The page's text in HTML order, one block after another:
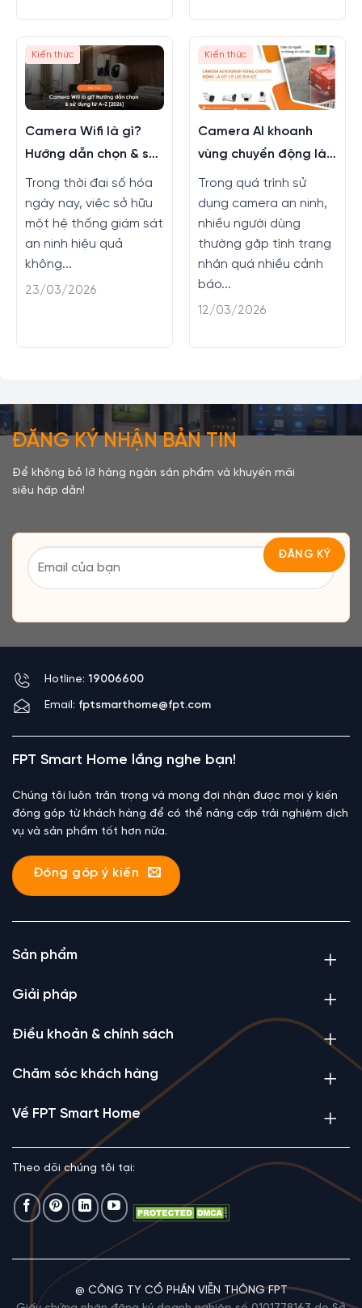
Kiến thức
Camera Wifi là gì?
Hướng dẫn chọn & sử
dụng từ A–Z (2026)
Trong thời đại số hóa
ngày nay, việc sở hữu
một hệ thống giám sát
an ninh hiệu quả
không...
23/03/2026
Kiến thức
Camera AI khoanh
vùng chuyển động là
gì? Có lợi ích gì?
Trong quá trình sử
dụng camera an ninh,
nhiều người dùng
thường gặp tình trạng
nhận quá nhiều cảnh
báo...
12/03/2026
ĐĂNG KÝ NHẬN BẢN TIN
Để không bỏ lỡ hàng ngàn sản phẩm và khuyến mãi
siêu hấp dẫn!
Hotline: 19006600
Email: fptsmarthome@fpt.com
FPT Smart Home lắng nghe bạn!
Chúng tôi luôn trân trọng và mong đợi nhận được mọi ý kiến
đóng góp từ khách hàng để có thể nâng cấp trải nghiệm dịch
vụ và sản phẩm tốt hơn nữa.
Đóng góp ý kiến
Sản phẩm
Giải pháp
Điều khoản & chính sách
Chăm sóc khách hàng
Về FPT Smart Home
Theo dõi chúng tôi tại:
@ CÔNG TY CỔ PHẦN VIỄN THÔNG FPT